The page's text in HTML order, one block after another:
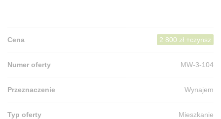
Cena 2 800 zł +czynsz
Numer oferty MW-3-104
Przeznaczenie Wynajem
Typ oferty Mieszkanie